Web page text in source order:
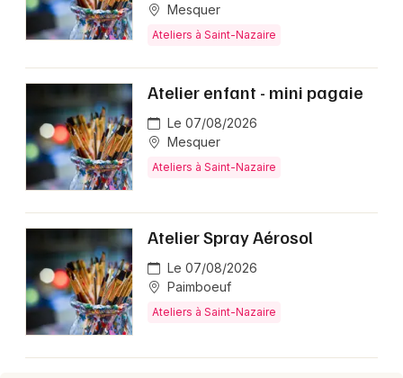
Mesquer
Ateliers à Saint-Nazaire
Atelier enfant - mini pagaie
Le 07/08/2026
Mesquer
Ateliers à Saint-Nazaire
Atelier Spray Aérosol
Le 07/08/2026
Paimboeuf
Ateliers à Saint-Nazaire